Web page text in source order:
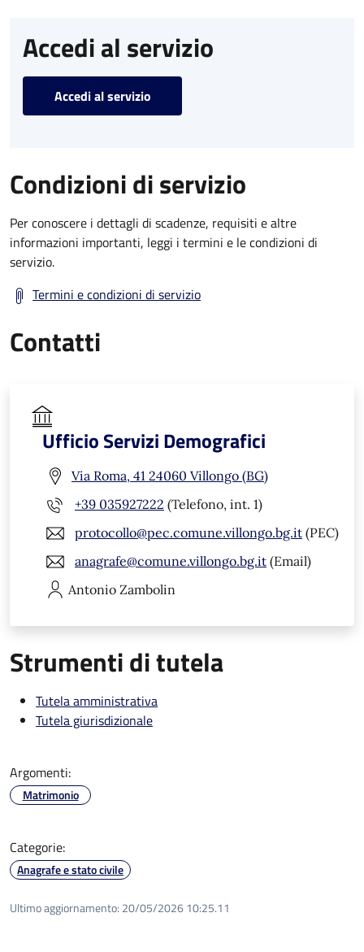
Accedi al servizio
Accedi al servizio
Condizioni di servizio
Per conoscere i dettagli di scadenze, requisiti e altre
informazioni importanti, leggi i termini e le condizioni di
servizio.
Termini e condizioni di servizio
Contatti
Ufficio Servizi Demografici
Via Roma, 41 24060 Villongo (BG)
+39 035927222 (Telefono, int. 1)
protocollo@pec.comune.villongo.bg.it (PEC)
anagrafe@comune.villongo.bg.it (Email)
Antonio Zambolin
Strumenti di tutela
Tutela amministrativa
Tutela giurisdizionale
Argomenti:
Matrimonio
Categorie:
Anagrafe e stato civile
Ultimo aggiornamento: 20/05/2026 10:25.11